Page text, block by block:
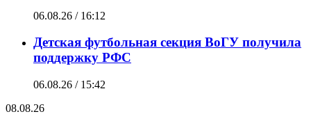
06.08.26 / 16:12
Детская футбольная секция ВоГУ получила
поддержку РФС
06.08.26 / 15:42
08.08.26